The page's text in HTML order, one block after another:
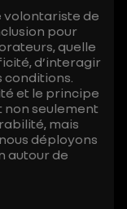
volontariste de
pour
quelle
d’interagir
conditions.
et le principe
seulement
mais
déployons
autour de